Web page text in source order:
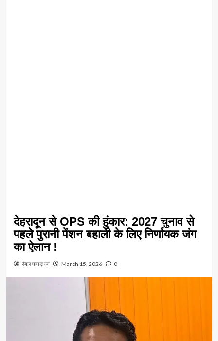
देहरादून से OPS की हुंकार: 2027 चुनाव से
पहले पुरानी पेंशन बहाली के लिए निर्णायक जंग
का ऐलान !
रैबार पहाड़ का March 15, 2026 0